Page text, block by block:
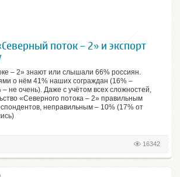
поток – 2» и экспорт
– 2» знают или слышали 66% россиян.
о нём 41% наших сограждан (16% –
не очень). Даже с учётом всех сложностей,
«Северного потока – 2» правильным
неправильным – 10% (17% от
16342